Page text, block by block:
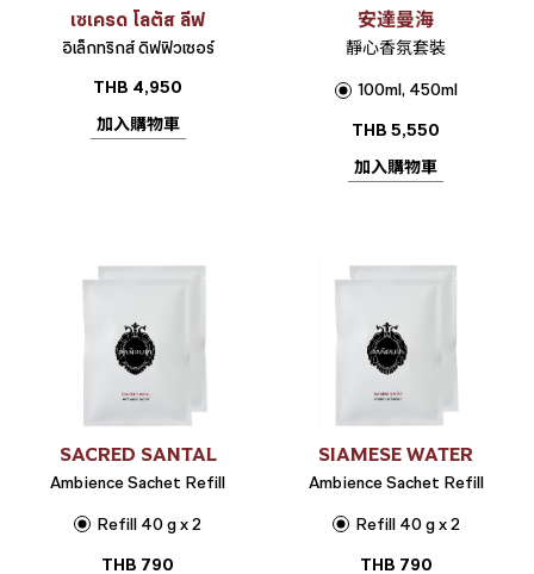
เซเครด โลตัส ลีฟ
อิเล็กทริกส์ ดิฟฟิวเซอร์
THB 4,950
加入購物車
安達曼海
靜心香氛套裝
100ml, 450ml
THB5,550
加入購物車
SACRED SANTAL
Ambience Sachet Refill
Refill 40 g x 2
THB 790
SIAMESE WATER
Ambience Sachet Refill
Refill 40 g x 2
THB 790